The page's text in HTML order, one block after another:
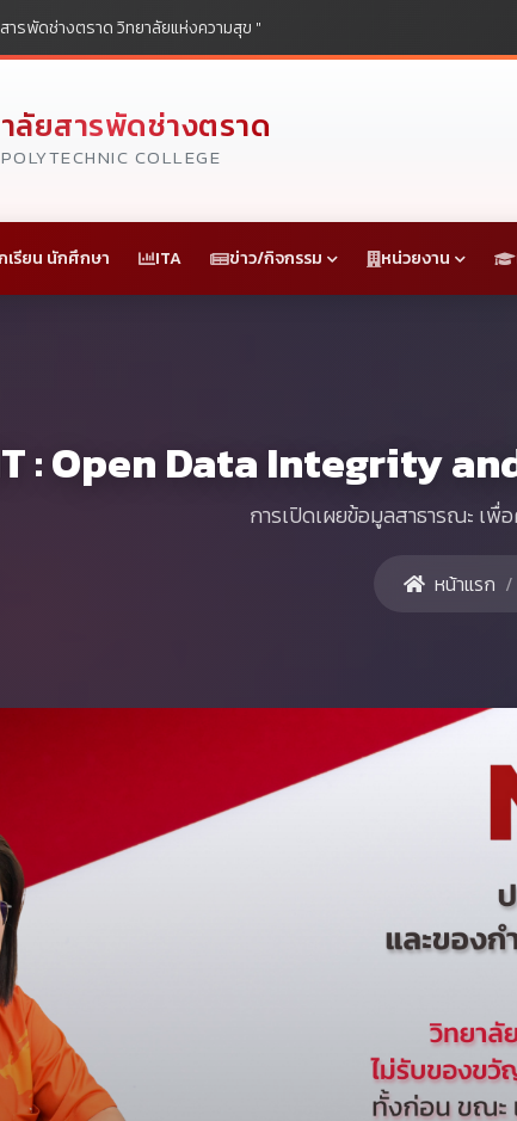
ารพัดช่างตราด วิทยาลัยแห่งความสุข "
ลัยสารพัดช่างตราด
COLLEGE
รียน นักศึกษา ITA ข่าว/กิจกรรม หน่วยงาน
: Open Data Integrity
การเปิดเผยข้อมูลสาธารณะ เพื่
หน้าแรก